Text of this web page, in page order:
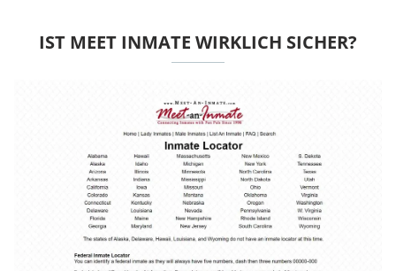
IST MEET INMATE WIRKLICH SICHER?